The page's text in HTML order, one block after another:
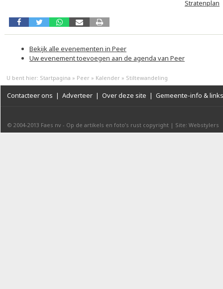
Stratenplan
Bekijk alle evenementen in Peer
Uw evenement toevoegen aan de agenda van Peer
U bent hier: Startpagina » Peer » Kalender » Stiltewandeling
Contacteer ons | Adverteer | Over deze site | Gemeente-info & links
© 2004-2013 Faes nv - Op de artikels en foto’s rust copyright | Site: Webstylers